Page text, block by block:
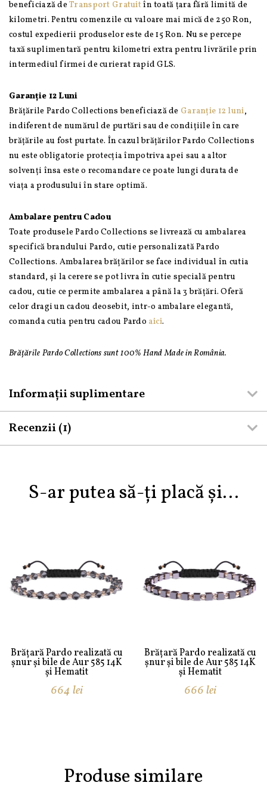
beneficiază deTransport Gratuitîn toată țara fără limită de
kilometri. Pentru comenzile cu valoare mai mică de 250 Ron,
costul expedierii produselor este de 15 Ron. Nu se percepe
taxă suplimentară pentru kilometri extra pentru livrările prin
intermediul firmei de curierat rapid GLS.
Garanție 12 Luni
Brățările Pardo Collections beneficiază de Garanție 12 luni,
indiferent de numărul de purtări sau de condițiile în care
brățările au fost purtate. În cazul brățărilor Pardo Collections
nu este obligatorie protecția împotriva apei sau a altor
solvenți însa este o recomandare ce poate lungi durata de
viața a produsului în stare optimă.
Ambalare pentru Cadou
Toate produsele Pardo Collections se livrează cu ambalarea
specifică brandului Pardo, cutie personalizată Pardo
Collections. Ambalarea brățărilor se face individual în cutia
standard, și la cerere se pot livra în cutie specială pentru
cadou, cutie ce permite ambalarea a până la 3 brățări. Oferă
celor dragi un cadou deosebit, intr-o ambalare elegantă,
comanda cutia pentru cadou Pardo aici.
Brățările Pardo Collections sunt 100% Hand Made in România.
Informații suplimentare
Recenzii (1)
S-ar putea să-ți placă și…
Brățară Pardo realizată cu
șnur și bile de Aur 585 14K
și Hematit
664 lei
Brățară Pardo realizată cu
șnur și bile de Aur 585 14K
și Hematit
666lei
Produse similare